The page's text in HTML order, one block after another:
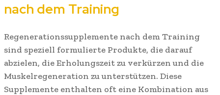
nach dem Training
Regenerationssupplemente nach dem Training
sind speziell formulierte Produkte, die darauf
abzielen, die Erholungszeit zu verkürzen und die
Muskelregeneration zu unterstützen. Diese
Supplemente enthalten oft eine Kombination aus